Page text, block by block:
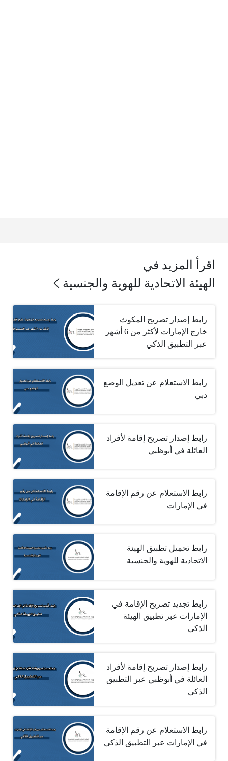
اقرأ المزيد في
الهيئة الاتحادية للهوية والجنسية
رابط إصدار تصريح المكوث
خارج الإمارات لأكثر من 6 أشهر
عبر التطبيق الذكي
رابط الاستعلام عن تعديل الوضع
دبي
رابط إصدار تصريح إقامة لأفراد
العائلة في أبوظبي
رابط الاستعلام عن رقم الإقامة
في الإمارات
رابط تحميل تطبيق الهيئة
الاتحادية للهوية والجنسية
رابط تجديد تصريح الإقامة في
الإمارات عبر تطبيق الهيئة
الذكي
رابط إصدار تصريح إقامة لأفراد
العائلة في أبوظبي عبر التطبيق
الذكي
رابط الاستعلام عن رقم الإقامة
في الإمارات عبر التطبيق الذكي